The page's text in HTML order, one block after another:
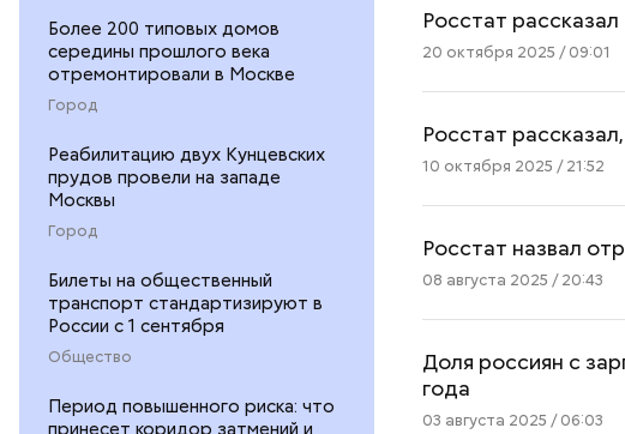
Более 200 типовых домов
середины прошлого века
отремонтировали в Москве
Город
Реабилитацию двух Кунцевских
прудов провели на западе
Москвы
Город
Билеты на общественный
транспорт стандартизируют в
России с 1 сентября
Общество
Период повышенного риска: что
Росстат
20 октября 2025 / 09:01
Росстат
10 октября 2025 / 21:52
Росстат назвал
08 августа 2025 / 20:43
Доля россиян с
года
03 августа 2025 / 06:03